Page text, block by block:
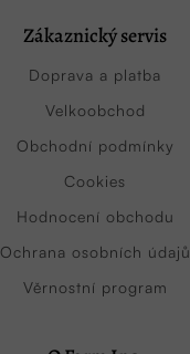
Zákaznický servis
Doprava a platba
Velkoobchod
Obchodní podmínky
Cookies
Hodnocení obchodu
Ochrana osobních údajů
Věrnostní program